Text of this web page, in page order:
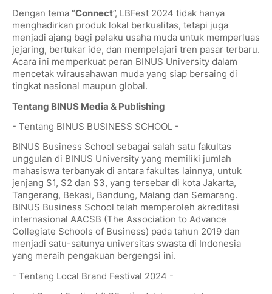
Dengan tema “Connect”, LBFest 2024 tidak hanya
menghadirkan produk lokal berkualitas, tetapi juga
menjadi ajang bagi pelaku usaha muda untuk memperluas
jejaring, bertukar ide, dan mempelajari tren pasar terbaru.
Acara ini memperkuat peran BINUS University dalam
mencetak wirausahawan muda yang siap bersaing di
tingkat nasional maupun global.
Tentang BINUS Media & Publishing
- Tentang BINUS BUSINESS SCHOOL -
BINUS Business School sebagai salah satu fakultas
unggulan di BINUS University yang memiliki jumlah
mahasiswa terbanyak di antara fakultas lainnya, untuk
jenjang S1, S2 dan S3, yang tersebar di kota Jakarta,
Tangerang, Bekasi, Bandung, Malang dan Semarang.
BINUS Business School telah memperoleh akreditasi
internasional AACSB (The Association to Advance
Collegiate Schools of Business) pada tahun 2019 dan
menjadi satu-satunya universitas swasta di Indonesia
yang meraih pengakuan bergengsi ini.
- Tentang Local Brand Festival 2024 -